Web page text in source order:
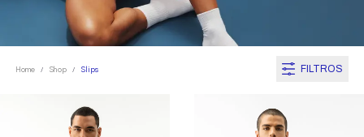
Home / Shop / Slips FILTROS